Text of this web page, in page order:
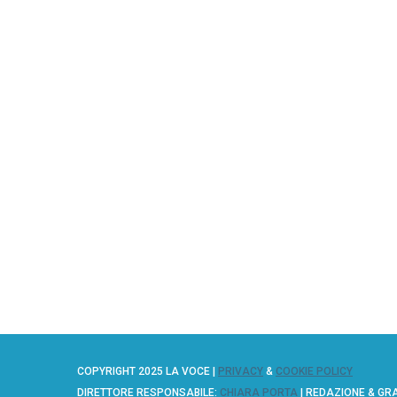
COPYRIGHT 2025 LA VOCE | PRIVACY & COOKIE POLICY
DIRETTORE RESPONSABILE: CHIARA PORTA | REDAZIONE &